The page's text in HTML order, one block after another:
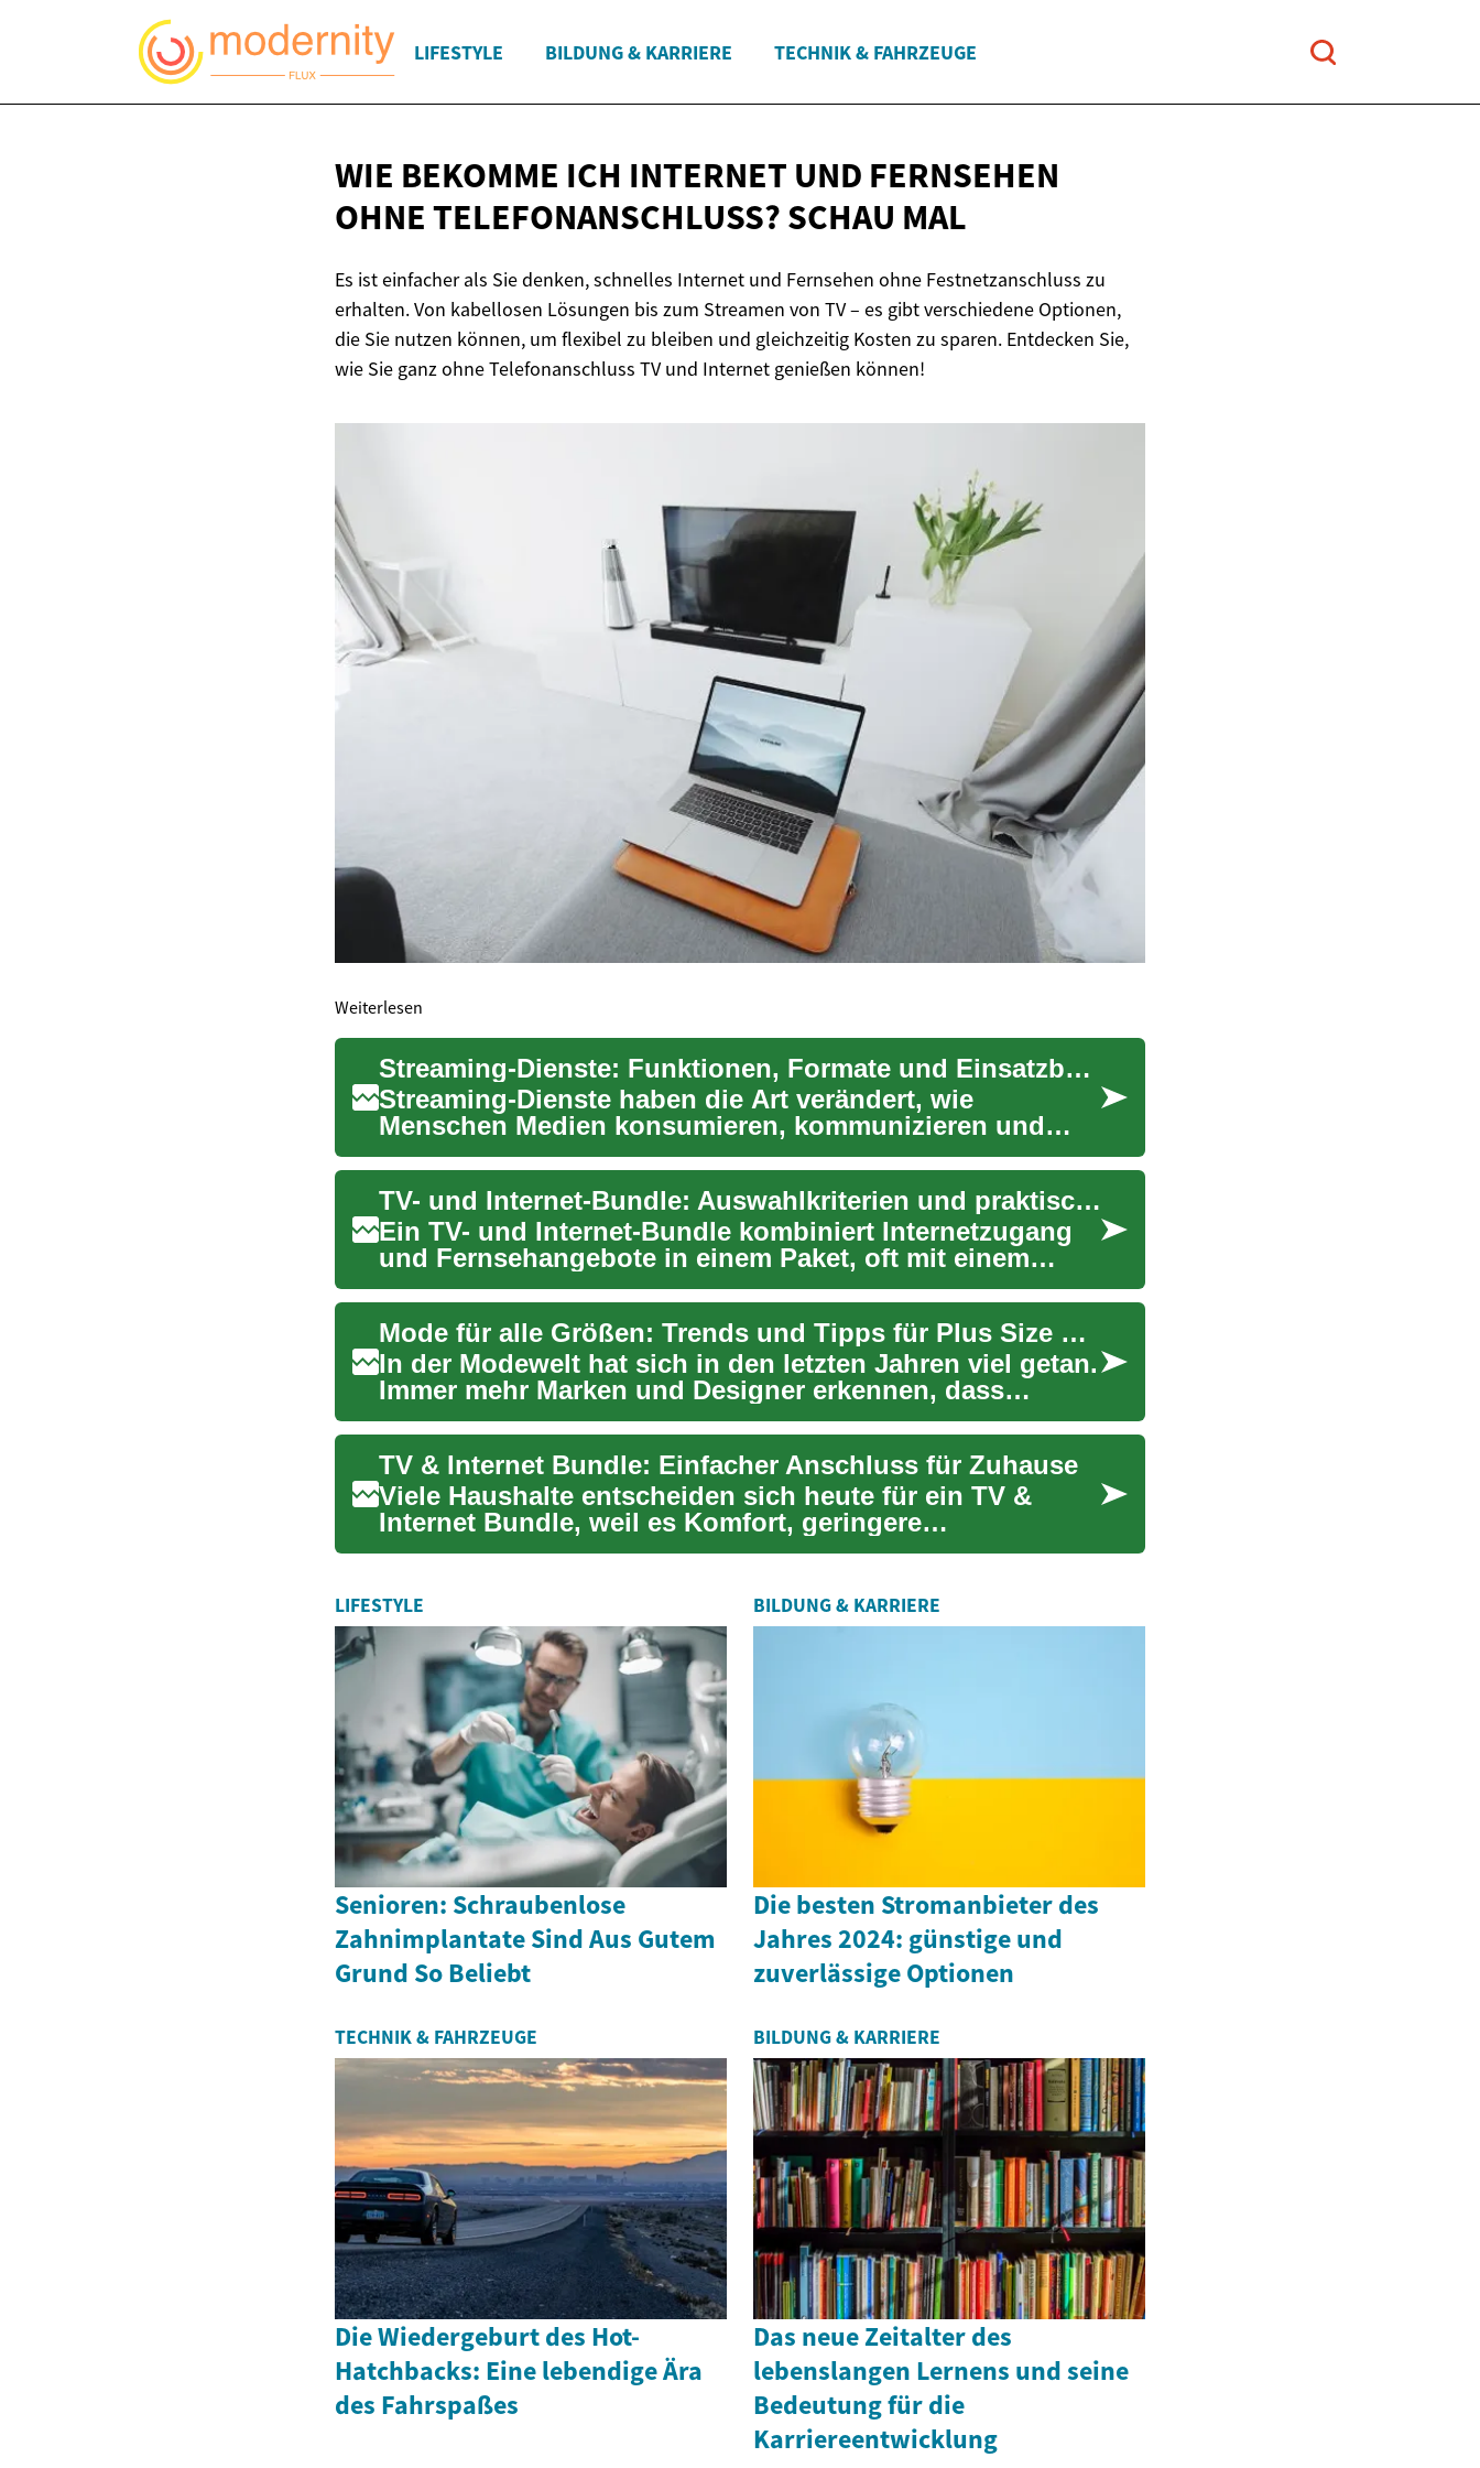
LIFESTYLE BILDUNG & KARRIERE TECHNIK & FAHRZEUGE
WIE BEKOMME ICH INTERNET UND FERNSEHEN
OHNE TELEFONANSCHLUSS? SCHAU MAL
Es ist einfacher als Sie denken, schnelles Internet und Fernsehen ohne Festnetzanschluss zu
erhalten. Von kabellosen Lösungen bis zum Streamen von TV – es gibt verschiedene Optionen,
die Sie nutzen können, um flexibel zu bleiben und gleichzeitig Kosten zu sparen. Entdecken Sie,
wie Sie ganz ohne Telefonanschluss TV und Internet genießen können!
Weiterlesen
Streaming-Dienste: Funktionen, Formate und Einsatzbereiche
Streaming-Dienste haben die Art verändert, wie
Menschen Medien konsumieren, kommunizieren und
Inhalte erstellen. In d...
TV- und Internet-Bundle: Auswahlkriterien und praktische Hinweise
Ein TV- und Internet-Bundle kombiniert Internetzugang
und Fernsehangebote in einem Paket, oft mit einem
einzigen Vert...
Mode für alle Größen: Trends und Tipps für Plus Size Kleidung
In der Modewelt hat sich in den letzten Jahren viel getan.
Immer mehr Marken und Designer erkennen, dass
Schönheit ke...
TV & Internet Bundle: Einfacher Anschluss für Zuhause
Viele Haushalte entscheiden sich heute für ein TV &
Internet Bundle, weil es Komfort, geringere
Installationsarbeit u...
LIFESTYLE
Senioren: Schraubenlose
Zahnimplantate Sind Aus Gutem
Grund So Beliebt
BILDUNG & KARRIERE
Die besten Stromanbieter des
Jahres 2024: günstige und
zuverlässige Optionen
TECHNIK & FAHRZEUGE
Die Wiedergeburt des Hot-
Hatchbacks: Eine lebendige Ära
des Fahrspaßes
BILDUNG & KARRIERE
Das neue Zeitalter des
lebenslangen Lernens und seine
Bedeutung für die
Karriereentwicklung